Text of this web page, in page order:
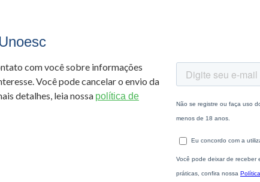
com você sobre informações
Você pode cancelar o envio da
detalhes, leia nossa política de